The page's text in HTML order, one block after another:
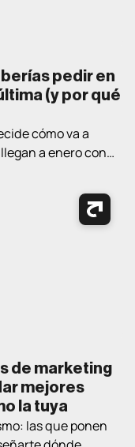
pedir en
(y por qué
cómo va a
a enero con
opciones» en el
de marketing
mejores
la tuya
las que ponen